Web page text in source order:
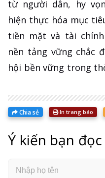
từ người dân, hy
hiện thực hóa mục
tiền mặt và tài
nền tảng vững chắc
hội bền vững trong
Chia sẻ In trang báo
Ý kiến bạn đọc